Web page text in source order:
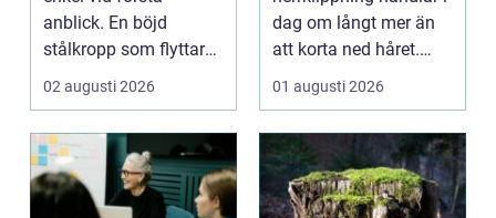
anblick. En böjd
stålkropp som flyttar
jord, sten eller
schaktm...
02 augusti 2026
dag om långt mer än
att korta ned håret.
Många män vill ha en
01 augusti 2026